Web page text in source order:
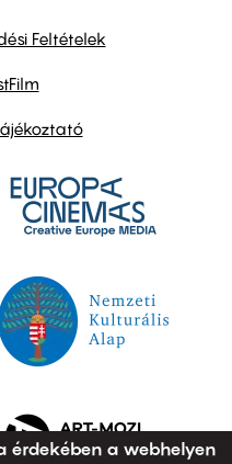
Feltételek
érdekében a webhelyen